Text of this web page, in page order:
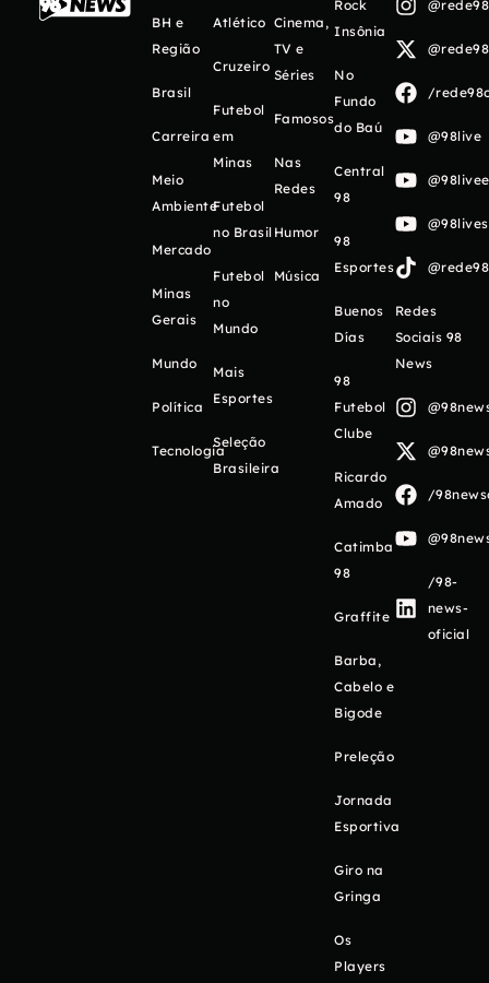
BH e
Região
Brasil
Carreira
Meio
Ambiente
Mercado
Minas
Gerais
Mundo
Política
Tecnologia
Atlético
Cruzeiro
Futebol
em
Minas
Futebol
no Brasil
Futebol
no
Mundo
Mais
Esportes
Seleção
Brasileira
Cinema,
TV e
Séries
Famosos
Nas
Redes
Humor
Música
Rock
Insônia
No
Fundo
do Baú
Central
98
98
Esportes
Buenos
Días
98
Futebol
Clube
Ricardo
Amado
Catimba
98
Graffite
Barba,
Cabelo e
Bigode
Preleção
Jornada
Esportiva
Giro na
Gringa
Os
Players
/
@98live
Redes
Sociais 98
News
/
/98-
news-
oficial